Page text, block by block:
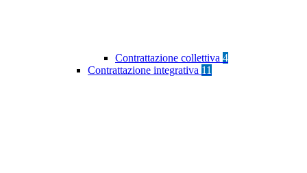
Contrattazione collettiva 4
Contrattazione integrativa 11